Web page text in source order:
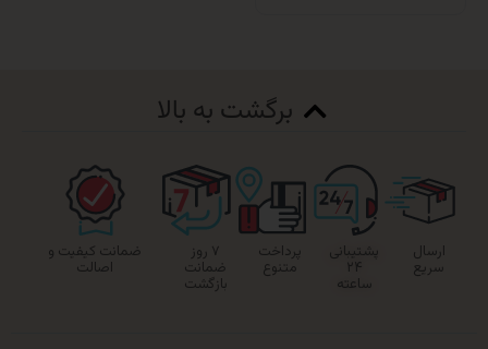
برگشت به بالا
پشتیبانی
۲۴
پرداخت
متنوع
۷ روز
ضمانت
ضمانت کیفیت و
اصالت